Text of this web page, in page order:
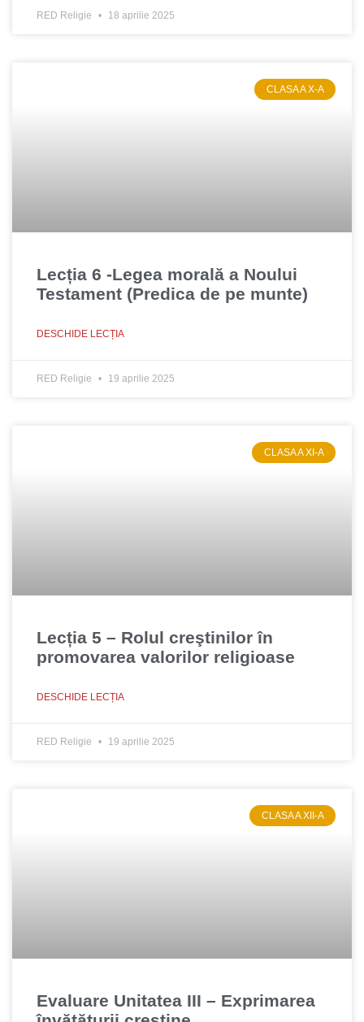
RED Religie 18 aprilie 2025
CLASA A X-A
Lecția 6 -Legea morală a Noului
Testament (Predica de pe munte)
DESCHIDE LECȚIA
RED Religie 19 aprilie 2025
CLASA A XI-A
Lecția 5 – Rolul creştinilor în
promovarea valorilor religioase
DESCHIDE LECȚIA
RED Religie 19 aprilie 2025
CLASA A XII-A
Evaluare Unitatea III – Exprimarea